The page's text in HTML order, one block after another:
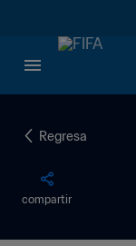
Regresa
compartir